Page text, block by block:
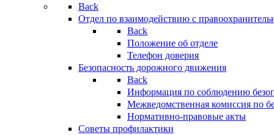
Back
Отдел по взаимодействию с
Back
Положение об отделе
Телефон доверия
Безопасность дорожного движения
Back
Информация по соблюдению
Межведомственная комиссия по
Нормативно-правовые акты
Советы профилактики